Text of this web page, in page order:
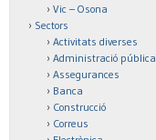
Vic – Osona
Sectors
Activitats diverses
Administració pública
Assegurances
Banca
Construcció
Correus